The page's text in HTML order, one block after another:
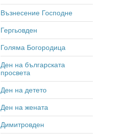
Възнесение Господне
Гергьовден
Голяма Богородица
Ден на българската
просвета
Ден на детето
Ден на жената
Димитровден